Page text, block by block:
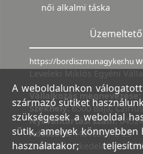
női alkalmi táska
https://bordiszmunagyker.hu
Leveleki Miklós Egyéni
Vállalkozás megnevezése:
Székhely:6500 Baja,
Nyilvántartási szám:
Adószám:44018371-2-23
Bank:Kereskedelmi és
A weboldalunkon
származó sütiket
szükségesek a weboldal
sütik, amelyek
használatakor;